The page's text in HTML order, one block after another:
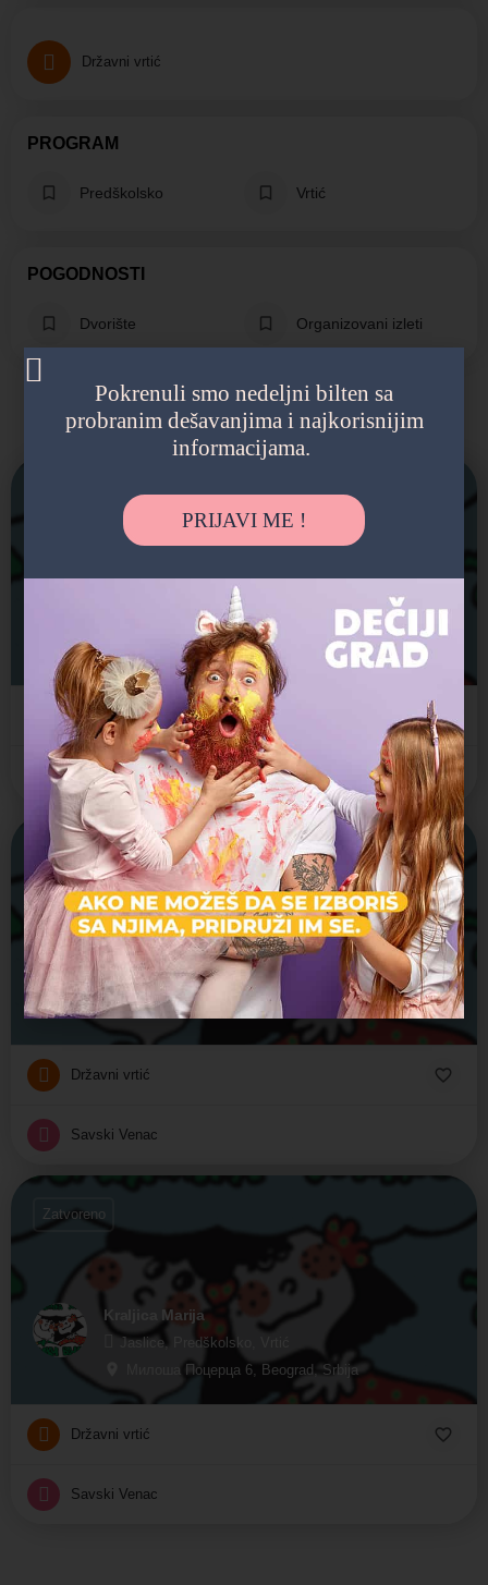
Državni vrtić
PROGRAM
Predškolsko Vrtić
POGODNOSTI
Dvorište Organizovani izleti
Možda vas zanima i sledeće:
Jaslice, Predškolsko, Vrtić
Топчидерски венац 1, Beograd, Srbija
Državni vrtić
Savski Venac
Carica Milica
Jaslice, Predškolsko, Vrtić
Heroja Milana Tepića 16, Beograd, Srbija
Zatvoreno
Državni vrtić
Savski Venac
Kraljica Marija
Jaslice, Predškolsko, Vrtić
Милоша Поцерца 6, Beograd, Srbija
Zatvoreno
Državni vrtić
Savski Venac
Pokrenuli smo nedeljni bilten sa
probranim dešavanjima i najkorisnijim
informacijama.
PRIJAVI ME !